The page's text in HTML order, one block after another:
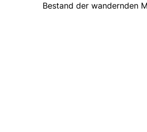
Bestand der wandernden